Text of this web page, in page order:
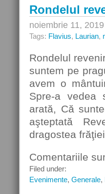
Rondelul
noiembrie 11, 2019
Tags: Flavius, Laurian,
Rondelul
suntem pe
avem o
Spre-a vedea
arată, Că
aşteptată
dragostea
Comentariile
Filed under:
Evenimente, Generale,